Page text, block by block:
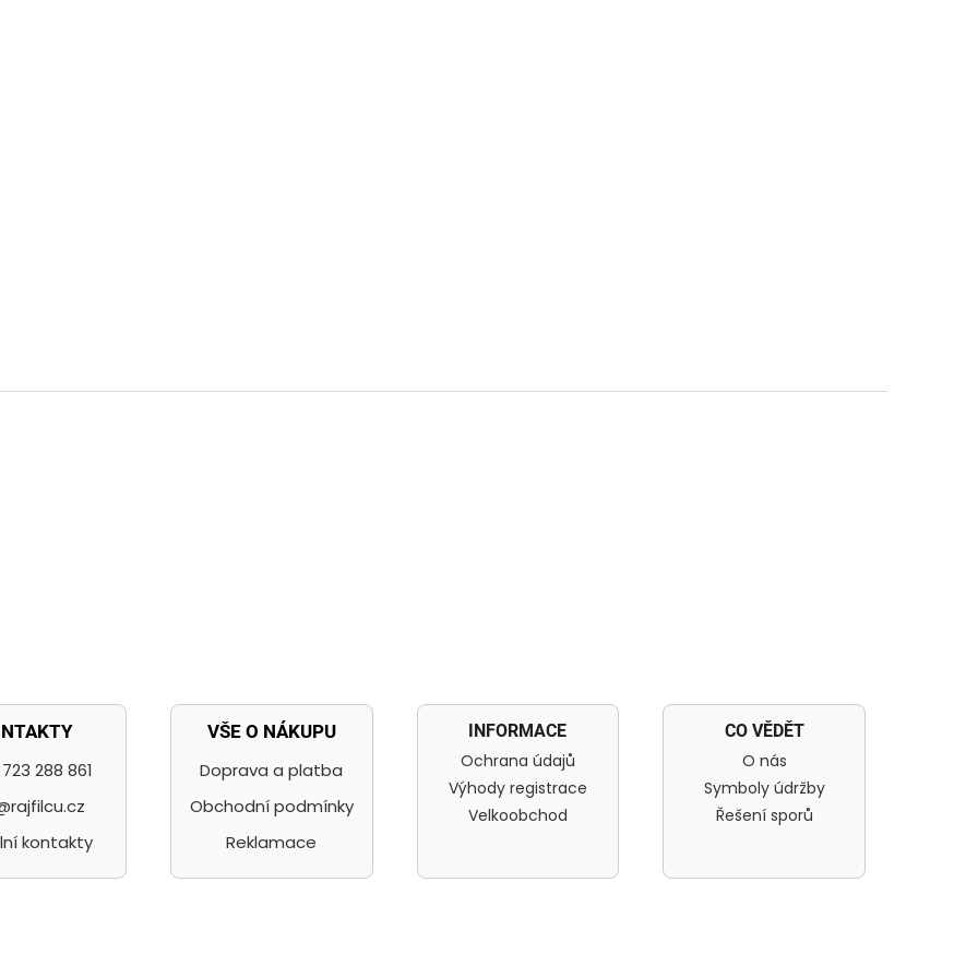
288 861
kontakty
VŠE O NÁKUPU
Doprava a platba
Obchodní podmínky
Reklamace
INFORMACE
Ochrana údajů
Výhody registrace
Velkoobchod
CO VĚDĚT
O nás
Symboly údržby
Řešení sporů